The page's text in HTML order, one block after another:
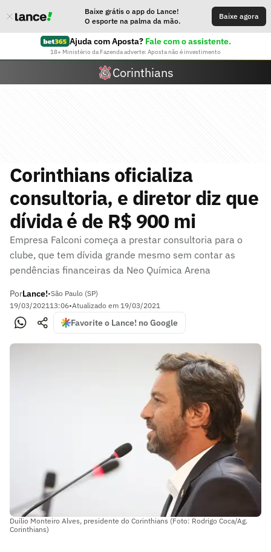
Baixe grátis o app do Lance!
O esporte na palma da mão.
Baixe agora
Ajuda com Aposta? Fale com o assistente.
18+ Ministério da Fazenda adverte: Aposta não é investimento
Corinthians
Corinthians oficializa
consultoria, e diretor diz que
dívida é de R$ 900 mi
Empresa Falconi começa a prestar consultoria para o
clube, que tem dívida grande mesmo sem contar as
pendências financeiras da Neo Química Arena
PorLance!•São Paulo (SP)
19/03/202113:06•Atualizado em 19/03/2021
Favorite o Lance! no Google
Duílio Monteiro Alves, presidente do Corinthians (Foto: Rodrigo Coca/Ag.
Corinthians)